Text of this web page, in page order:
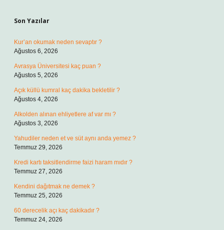
Son Yazılar
Kur’an okumak neden sevaptır ?
Ağustos 6, 2026
Avrasya Üniversitesi kaç puan ?
Ağustos 5, 2026
Açık küllü kumral kaç dakika bekletilir ?
Ağustos 4, 2026
Alkolden alınan ehliyetlere af var mı ?
Ağustos 3, 2026
Yahudiler neden et ve süt aynı anda yemez ?
Temmuz 29, 2026
Kredi kartı taksitlendirme faizi haram mıdır ?
Temmuz 27, 2026
Kendini dağıtmak ne demek ?
Temmuz 25, 2026
60 derecelik açı kaç dakikadır ?
Temmuz 24, 2026